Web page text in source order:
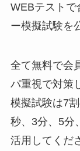
WEBテストで
ー模擬試験を
全て無料で会
パ重視で対策
模擬試験は7
秒、3分、5分
活用してくだ